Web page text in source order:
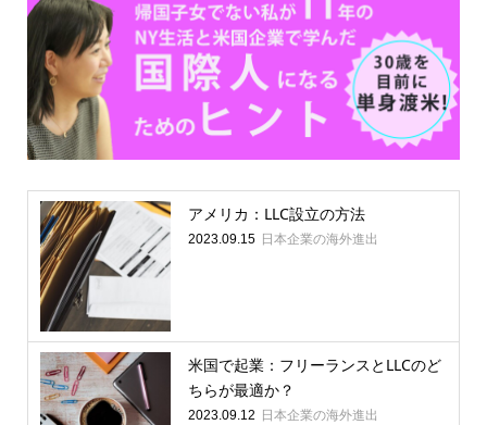
アメリカ：LLC設立の方法
2023.09.15 日本企業の海外進出
米国で起業：フリーランスとLLCのど
ちらが最適か？
2023.09.12 日本企業の海外進出